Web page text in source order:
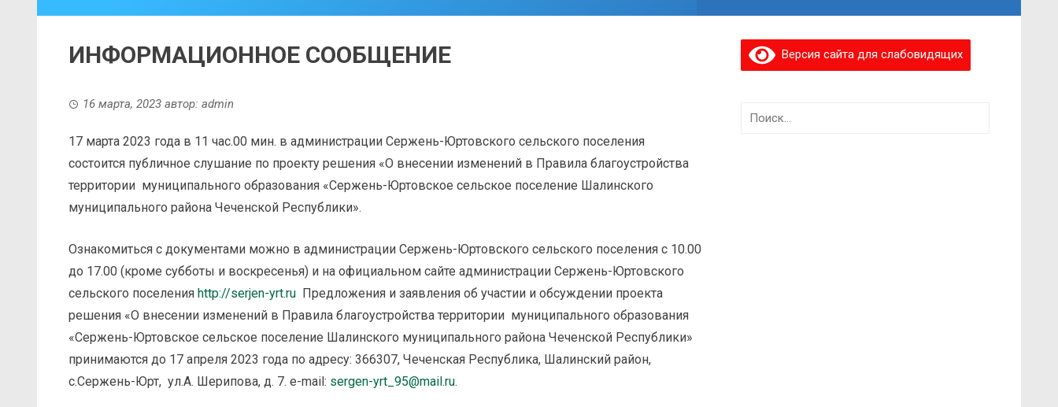
ИНФОРМАЦИОННОЕ СООБЩЕНИЕ
16 марта, 2023 автор: admin
17 марта 2023 года в 11 час.00 мин. в администрации Сержень-Юртовского сельского поселения
состоится публичное слушание по проекту решения «О внесении изменений в Правила благоустройства
территории муниципального образования «Сержень-Юртовское сельское поселение Шалинского
муниципального района Чеченской Республики».
Ознакомиться с документами можно в администрации Сержень-Юртовского сельского поселения с 10.00
до 17.00 (кроме субботы и воскресенья) и на официальном сайте администрации Сержень-Юртовского
сельского поселения http://serjen-yrt.ru Предложения и заявления об участии и обсуждении проекта
решения «О внесении изменений в Правила благоустройства территории муниципального образования
«Сержень-Юртовское сельское поселение Шалинского муниципального района Чеченской Республики»
принимаются до 17 апреля 2023 года по адресу: 366307, Чеченская Республика, Шалинский район,
с.Сержень-Юрт, ул.А. Шерипова, д. 7. e-mail: sergen-yrt_95@mail.ru.
Версия сайта для слабовидящих
Найти: